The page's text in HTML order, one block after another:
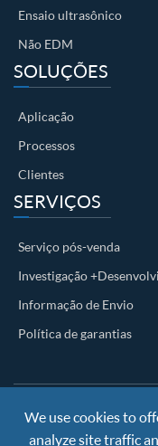
Ensaio ultrasônico
Não EDM
SOLUÇÕES
Aplicação
Processos
Clientes
SERVIÇOS
Serviço pós-venda
Investigação
Informação de Envio
Política de garantias
Copyright ©Nanjing
Rights Reserved
We use cookies to
analyze site traffic